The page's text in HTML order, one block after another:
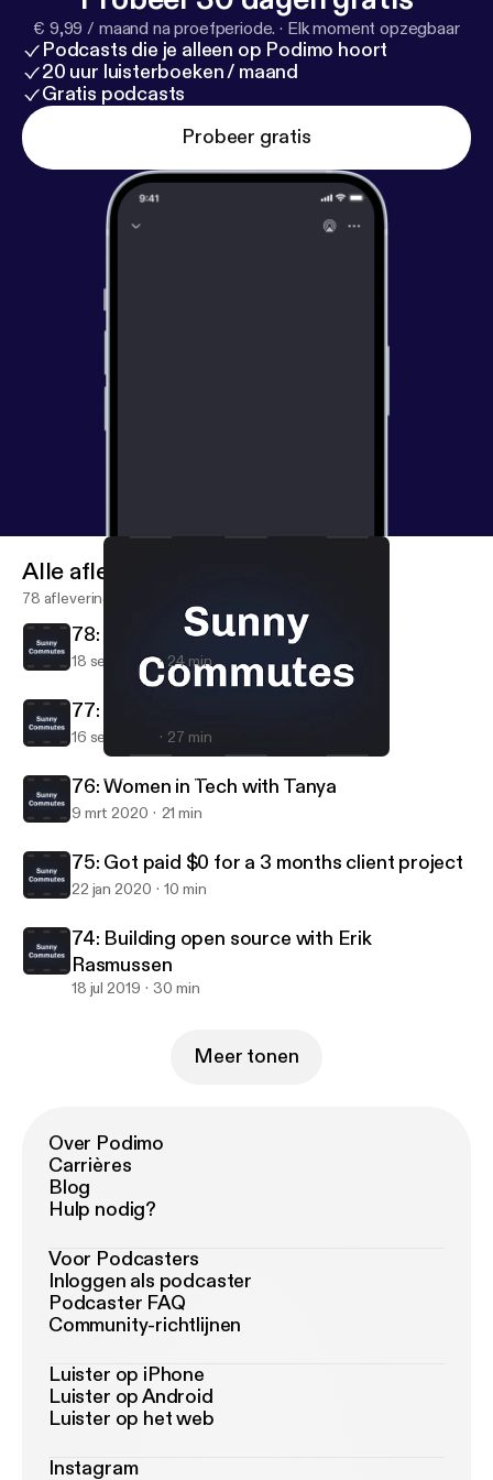
€ 9,99 / maand na proefperiode. · Elk moment opzegbaar
Podcasts die je alleen op Podimo hoort
20 uur luisterboeken / maand
Gratis podcasts
Probeer gratis
Sunny Commutes
Alle afleveringen
78 afleveringen
78: Moving to New York (part 2)
18 sep 2020 24 min
77: Moving to New York (part 1)
16 sep 2020 27 min
76: Women in Tech with Tanya
9 mrt 2020 21 min
75: Got paid $0 for a 3 months client project
22 jan 2020 10 min
74: Building open source with Erik
Rasmussen
18 jul 2019 30 min
Meer tonen
Over Podimo
Carrières
Blog
Hulp nodig?
Voor Podcasters
Inloggen als podcaster
Podcaster FAQ
Community-richtlijnen
Luister op iPhone
Luister op Android
Luister op het web
Instagram